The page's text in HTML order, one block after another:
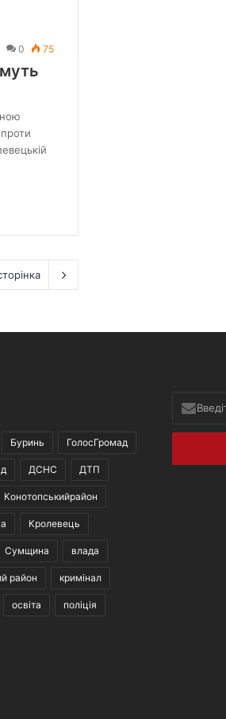
0 75
Буринь ГолосГромад
ДСНС ДТП
Конотопськийрайон
Кролевець
Сумщина влада
район кримінал
освіта поліція
адресу
вашої
пошти